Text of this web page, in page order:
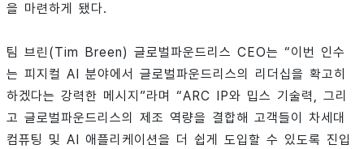
을 마련하게 됐다.
팀 브린(Tim Breen) 글로벌파운드리스 CEO는 “이번 인수
는 피지컬 AI 분야에서 글로벌파운드리스의 리더십을 확고히
하겠다는 강력한 메시지”라며 “ARC IP와 밉스 기술력, 그리
고 글로벌파운드리스의 제조 역량을 결합해 고객들이 차세대
컴퓨팅 및 AI 애플리케이션을 더 쉽게 도입할 수 있도록 진입